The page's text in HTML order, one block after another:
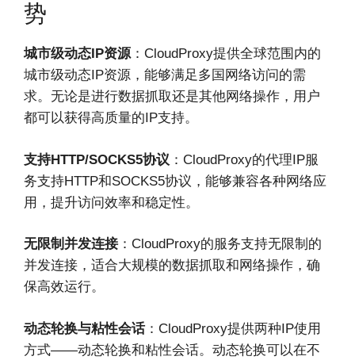
势
城市级动态IP资源：CloudProxy提供全球范围内的
城市级动态IP资源，能够满足多国网络访问的需
求。无论是进行数据抓取还是其他网络操作，用户
都可以获得高质量的IP支持。
支持HTTP/SOCKS5协议 ：CloudProxy的代理IP服
务支持HTTP和SOCKS5协议，能够兼容各种网络应
用，提升访问效率和稳定性。
无限制并发连接 ：CloudProxy的服务支持无限制的
并发连接，适合大规模的数据抓取和网络操作，确
保高效运行。
动态轮换与粘性会话：CloudProxy提供两种IP使用
方式——动态轮换和粘性会话。动态轮换可以在不